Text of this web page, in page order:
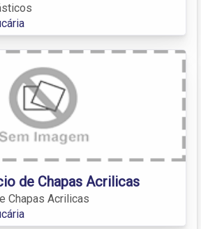
de Chapas Acrilicas
Chapas Acrilicas